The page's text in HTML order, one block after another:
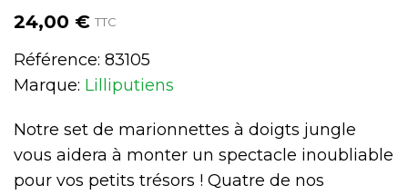
24,00 € TTC
Référence: 83105
Marque: Lilliputiens
Notre set de marionnettes à doigts jungle
vous aidera à monter un spectacle inoubliable
pour vos petits trésors ! Quatre de nos